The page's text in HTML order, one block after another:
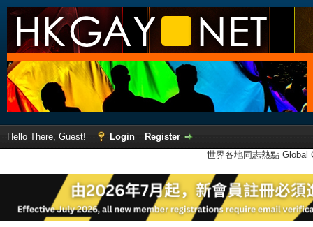
Hello There, Guest! Login
Register
世界各地同志熱點